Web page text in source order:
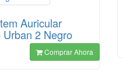
Auricular
Urban 2 Negro
Comprar Ahora